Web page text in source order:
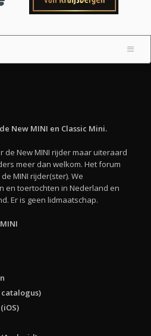
New MINI en Classic Mini.
de New MINI rijder maar uiteraard
meer dan welkom. Het forum
MINI rijder(ster). We
en toertochten in Nederland en
Er is geen lidmaatschap.
MINI
(iOS)